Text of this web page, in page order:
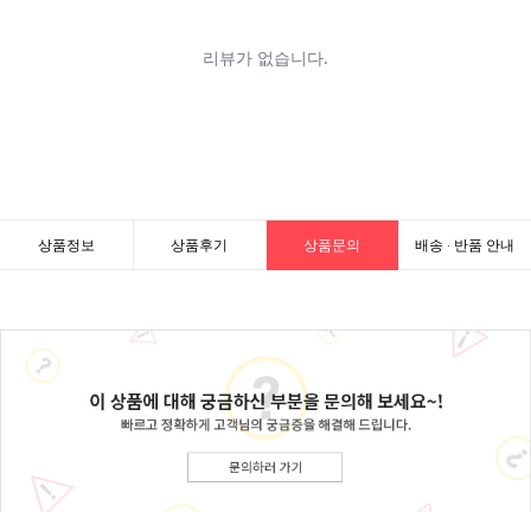
상품정보 상품후기 상품문의 배송 · 반품 안내